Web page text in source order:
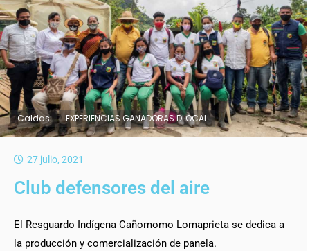
Caldas EXPERIENCIAS GANADORAS DLOCAL
27 julio, 2021
Club defensores del aire
El Resguardo Indígena Cañomomo Lomaprieta se dedica a
la producción y comercialización de panela.